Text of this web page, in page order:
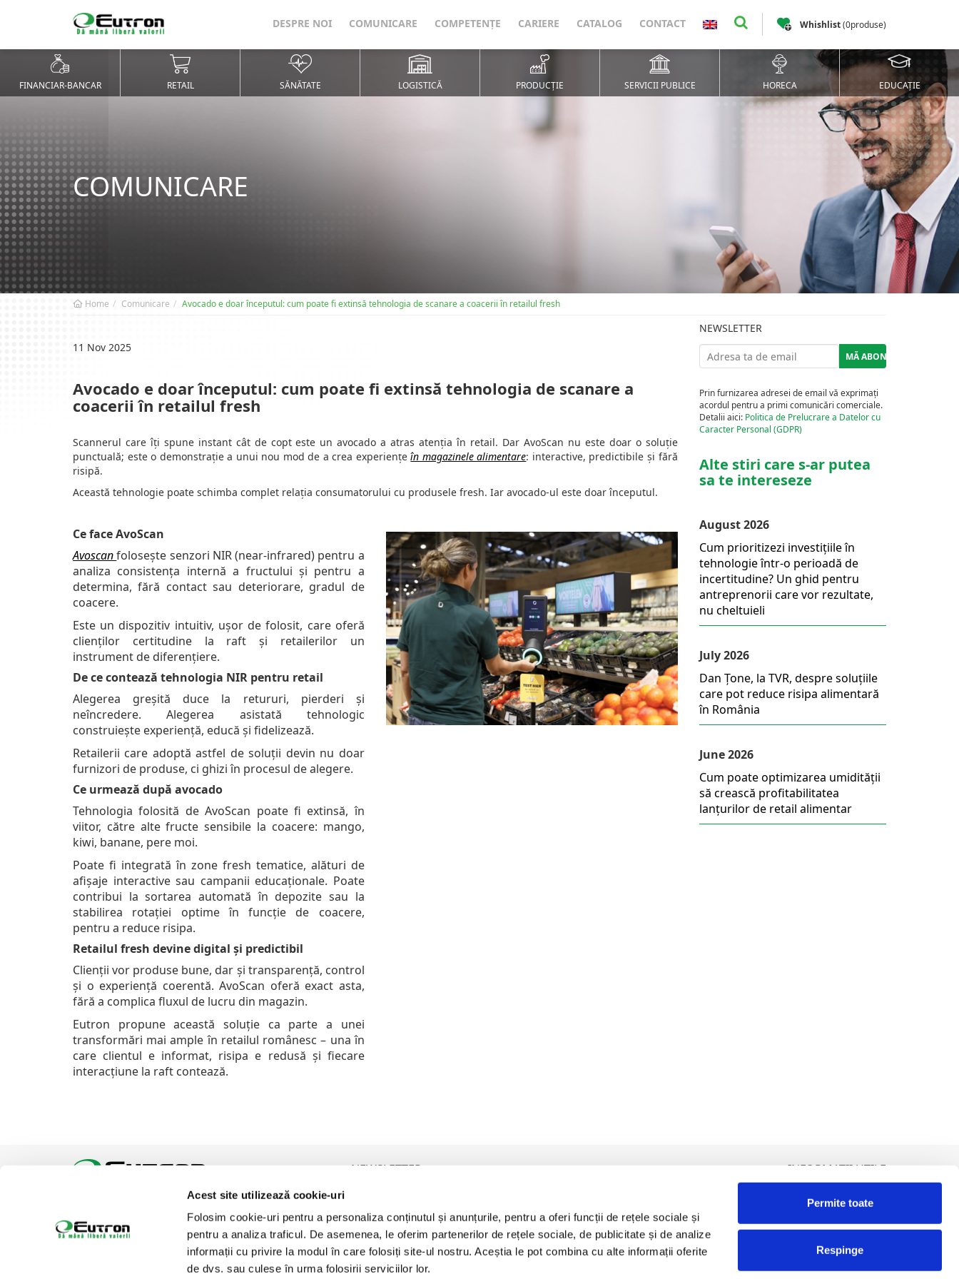
Acest site utilizează cookie-uri
Folosim cookie-uri pentru a personaliza conținutul și anunțurile, pentru a oferi funcții de rețele sociale și
pentru a analiza traficul. De asemenea, le oferim partenerilor de rețele sociale, de publicitate și de analize
informații cu privire la modul în care folosiți site-ul nostru. Aceștia le pot combina cu alte informații oferite
de dvs. sau culese în urma folosirii serviciilor lor.
Permite toate
Respinge
Whishlist(0produse)
DESPRE NOI COMUNICARE COMPETENȚE CARIERE CATALOG CONTACT
FINANCIAR-BANCAR RETAIL SĂNĂTATE LOGISTICĂ PRODUCȚIE SERVICII PUBLICE HORECA EDUCAȚIE
COMUNICARE
Home Comunicare Avocado e doar începutul: cum poate fi extinsă tehnologia de scanare a coacerii în retailul fresh
11 Nov 2025
Avocado e doar începutul: cum poate fi extinsă tehnologia de scanare a
coacerii în retailul fresh
Scannerul care îți spune instant cât de copt este un avocado a atras atenția în retail. Dar AvoScan nu este doar o soluție
punctuală; este o demonstrație a unui nou mod de a crea experiențeîn magazinele alimentare: interactive, predictibile și fără
risipă.
Această tehnologie poate schimba complet relația consumatorului cu produsele fresh. Iar avocado-ul este doar începutul.
Ce face AvoScan
Avoscanfolosește senzori NIR (near-infrared) pentru a
analiza consistența internă a fructului și pentru a
determina, fără contact sau deteriorare, gradul de
coacere.
Este un dispozitiv intuitiv, ușor de folosit, care oferă
clienților certitudine la raft și retailerilor un
instrument de diferențiere.
De ce contează tehnologia NIR pentru retail
Alegerea greșită duce la retururi, pierderi și
neîncredere. Alegerea asistată tehnologic
construiește experiență, educă și fidelizează.
Retailerii care adoptă astfel de soluții devin nu doar
furnizori de produse, ci ghizi în procesul de alegere.
Ce urmează după avocado
Tehnologia folosită de AvoScan poate fi extinsă, în
viitor, către alte fructe sensibile la coacere: mango,
kiwi, banane, pere moi.
Poate fi integrată în zone fresh tematice, alături de
afișaje interactive sau campanii educaționale. Poate
contribui la sortarea automată în depozite sau la
stabilirea rotației optime în funcție de coacere,
pentru a reduce risipa.
Retailul fresh devine digital și predictibil
Clienții vor produse bune, dar și transparență, control
și o experiență coerentă. AvoScan oferă exact asta,
fără a complica fluxul de lucru din magazin.
Eutron propune această soluție ca parte a unei
transformări mai ample în retailul românesc – una în
care clientul e informat, risipa e redusă și fiecare
interacțiune la raft contează.
NEWSLETTER
Prin furnizarea adresei de email vă exprimați
acordul pentru a primi comunicări comerciale.
Detalii aici: Politica de Prelucrare a Datelor cu
Caracter Personal (GDPR)
Alte stiri care s-ar putea
sa te intereseze
August 2026
Cum prioritizezi investițiile în
tehnologie într-o perioadă de
incertitudine? Un ghid pentru
antreprenorii care vor rezultate,
nu cheltuieli
July 2026
Dan Țone, la TVR, despre soluțiile
care pot reduce risipa alimentară
în România
June 2026
Cum poate optimizarea umidității
să crească profitabilitatea
lanțurilor de retail alimentar
Suntem prezenti pe
NEWSLETTER
Prin furnizarea adresei de email vă exprimați acordul pentru a
primi comunicări comerciale. Detalii aici: Politica de Prelucrare a
Datelor cu Caracter Personal (GDPR)
INFORMATII UTILE
Politica de Cookies
Politica de Prelucrare a Datelor cu Caracter Personal (GDPR)
DCP Tombola